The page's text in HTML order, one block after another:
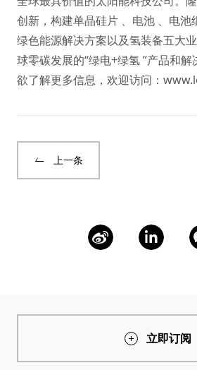
创新，构建单晶硅片 、电池 、电池
绿色能源解决方案以及氢装备五大
球零碳发展的“绿电+绿氢 ”产品和
欲了解更多信息，欢迎访问：
上一条
立即订阅